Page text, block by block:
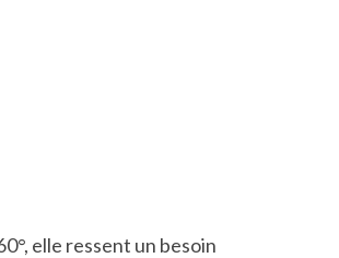
elle ressent un besoin